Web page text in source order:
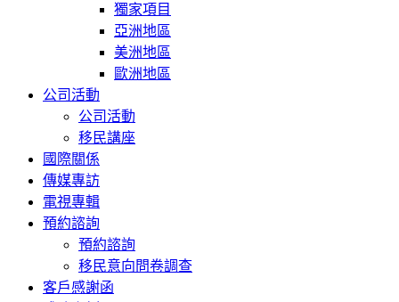
獨家項目
亞洲地區
美洲地區
歐洲地區
公司活動
公司活動
移民講座
國際關係
傳媒專訪
電視專輯
預約諮詢
預約諮詢
移民意向問卷調查
客戶感謝函